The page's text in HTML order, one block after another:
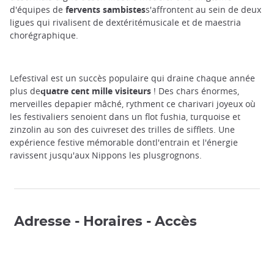
d'équipes de fervents sambistess'affrontent au sein de deux
ligues qui rivalisent de dextéritémusicale et de maestria
chorégraphique.
Lefestival est un succès populaire qui draine chaque année
plus dequatre cent mille visiteurs ! Des chars énormes,
merveilles depapier mâché, rythment ce charivari joyeux où
les festivaliers senoient dans un flot fushia, turquoise et
zinzolin au son des cuivreset des trilles de sifflets. Une
expérience festive mémorable dontl'entrain et l'énergie
ravissent jusqu'aux Nippons les plusgrognons.
Adresse - Horaires - Accès